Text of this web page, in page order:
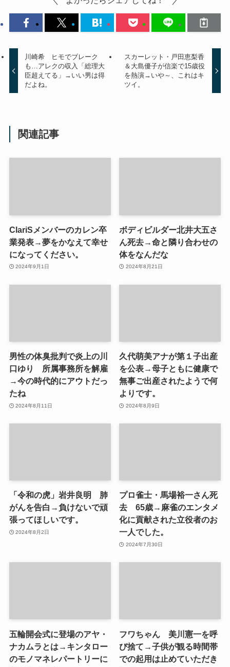
川崎希 ヒモでブレーク
も…アレクの収入「総理大
臣超えてる」→いい男は得
だよね。
スカーレット・戸田恵梨香
＆大島優子が信楽で15歳役
を熱演→いや～、これはキ
ツイ。
関連記事
ClariSメンバーのカレン卒
業発表→夢をかなえて幸せ
になってください。
2024年9月1日
ボディビルダー北井大五さ
ん死去→命と隣り合わせの
体をなんだな
2024年8月21日
男性の体臭批判で炎上の川
口ゆり 所属事務所を解雇
→今の時代的にアウトだっ
たね
2024年8月11日
久代萌美アナが第１子出産
を公表→母子ともに健康で
無事ご出産されたようで何
よりです。
2024年8月9日
「令和の虎」岩井良明 肺
がんを告白→負けないで頑
張ってほしいです。
2024年8月2日
プロ雀士・馬場裕一さん死
去 65歳→麻雀のエンタメ
化に貢献された立役者のお
一人でした。
2024年7月30日
五輪開会式に登場のアヤ・
ナカムラとは→キンタロー
のモノマネレパートリーに
フワちゃん 美川憲一を呼
び捨て→子供が観る時間帯
での起用は止めていただき